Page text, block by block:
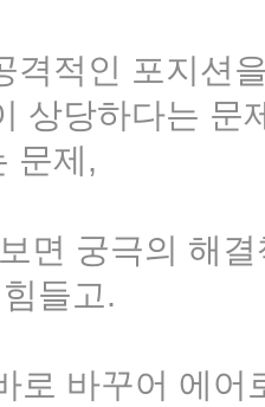
격적인 포지션
상당하다는 문
문제,
면 궁극의 해
들고.
로 바꾸어 에